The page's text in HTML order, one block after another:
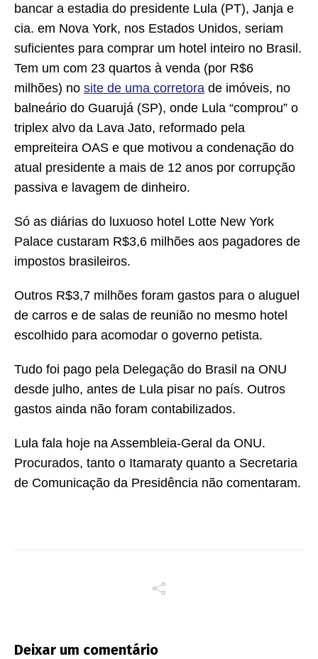
bancar a estadia do presidente Lula (PT), Janja e
cia. em Nova York, nos Estados Unidos, seriam
suficientes para comprar um hotel inteiro no Brasil.
Tem um com 23 quartos à venda (por R$6
milhões) no site de uma corretora de imóveis, no
balneário do Guarujá (SP), onde Lula “comprou” o
triplex alvo da Lava Jato, reformado pela
empreiteira OAS e que motivou a condenação do
atual presidente a mais de 12 anos por corrupção
passiva e lavagem de dinheiro.
Só as diárias do luxuoso hotel Lotte New York
Palace custaram R$3,6 milhões aos pagadores de
impostos brasileiros.
Outros R$3,7 milhões foram gastos para o aluguel
de carros e de salas de reunião no mesmo hotel
escolhido para acomodar o governo petista.
Tudo foi pago pela Delegação do Brasil na ONU
desde julho, antes de Lula pisar no país. Outros
gastos ainda não foram contabilizados.
Lula fala hoje na Assembleia-Geral da ONU.
Procurados, tanto o Itamaraty quanto a Secretaria
de Comunicação da Presidência não comentaram.
Deixar um comentário